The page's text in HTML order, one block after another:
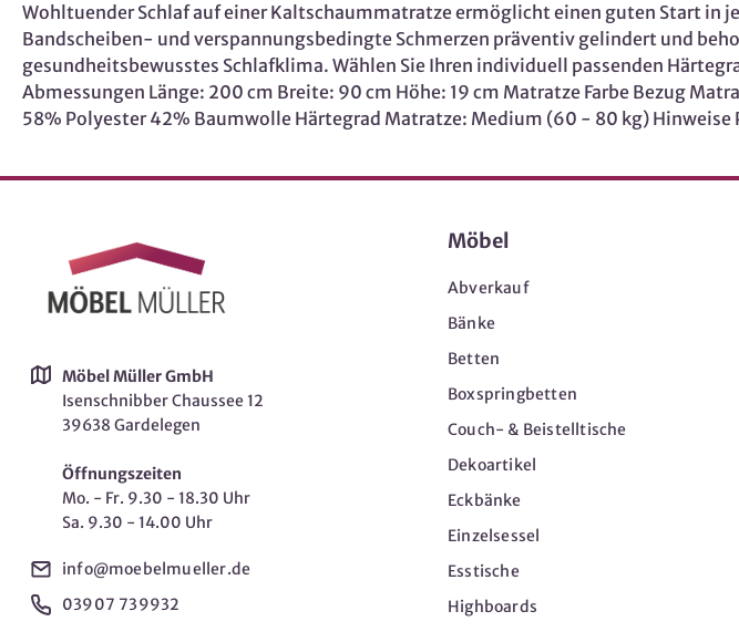
Wohltuender Schlaf auf einer Kaltschaummatratze ermöglicht einen guten Start in
Bandscheiben- und verspannungsbedingte Schmerzen präventiv gelindert und
gesundheitsbewusstes Schlafklima. Wählen Sie Ihren individuell passenden
Abmessungen Länge: 200 cm Breite: 90 cm Höhe: 19 cm Matratze Farbe Bezug
58% Polyester 42% Baumwolle Härtegrad Matratze: Medium (60 - 80 kg)
Möbel Müller GmbH
Isenschnibber Chaussee 12
39638 Gardelegen
Öffnungszeiten
Mo. - Fr. 9.30 - 18.30 Uhr
Sa. 9.30 - 14.00 Uhr
info@moebelmueller.de
03907 739932
Möbel
Abverkauf
Bänke
Betten
Boxspringbetten
Couch- & Beistelltische
Dekoartikel
Eckbänke
Einzelsessel
Esstische
Highboards